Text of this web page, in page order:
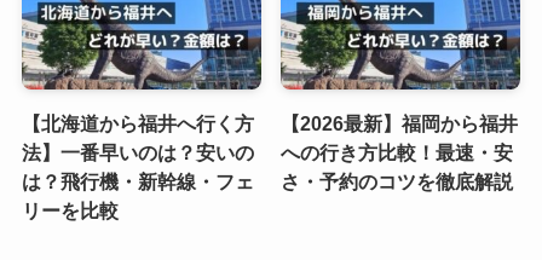
【北海道から福井へ行く方
法】一番早いのは？安いの
は？飛行機・新幹線・フェ
リーを比較
【2026最新】福岡から福井
への行き方比較！最速・安
さ・予約のコツを徹底解説